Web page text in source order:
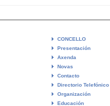
CONCELLO
Presentación
Axenda
Novas
Contacto
Directorio Telefónico
Organización
Educación